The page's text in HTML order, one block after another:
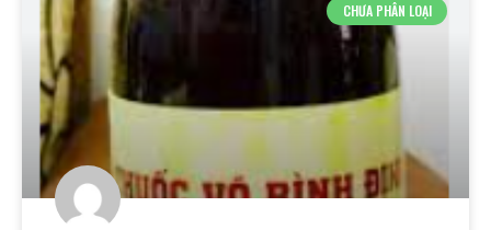
CHƯA PHÂN LOẠI